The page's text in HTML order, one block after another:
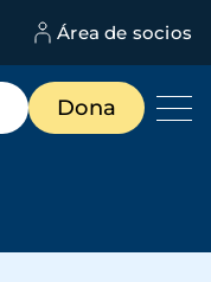
Área de socios
Dona